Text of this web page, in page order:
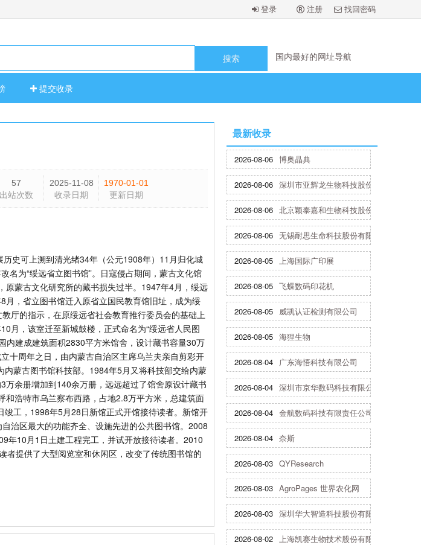
登录 注册 找回密码
国内最好的网址导航
国内最好的网址导航
国内最好的网址导航
提交收录
57
出站次数
2025-11-08
收录日期
1970-01-01
更新日期
史可上溯到清光绪34年（公元1908年）11月归化城
名为“绥远省立图书馆”。日寇侵占期间，蒙古文化馆
蒙古文化研究所的藏书损失过半。1947年4月，绥远
，省立图书馆迁入原省立国民教育馆旧址，成为绥
厅的指示，在原绥远省社会教育推行委员会的基础上
月，该室迁至新城鼓楼，正式命名为“绥远省人民图
内建成建筑面积2830平方米馆舍，设计藏书容量30万
十周年之日，由内蒙古自治区主席乌兰夫亲自剪彩开
蒙古图书馆科技部。1984年5月又将科技部交给内蒙
余册增加到140余万册，远远超过了馆舍原设计藏书
浩特市乌兰察布西路，占地2.8万平方米，总建筑面
工，1998年5月28日新馆正式开馆接待读者。新馆开
治区最大的功能齐全、设施先进的公共图书馆。2008
年10月1日土建工程完工，并试开放接待读者。2010
者提供了大型阅览室和休闲区，改变了传统图书馆的
最新收录
2026-08-06 博奥晶典
2026-08-06 深圳市亚辉龙生物科技股份有限公司
2026-08-06 北京颖泰嘉和生物科技股份有限公司
2026-08-06 无锡耐思生命科技股份有限公司
2026-08-05 上海国际广印展
2026-08-05 飞蝶数码印花机
2026-08-05 威凯认证检测有限公司
2026-08-05 海狸生物
2026-08-04 广东海悟科技有限公司
2026-08-04 深圳市京华数码科技有限公司
2026-08-04 金航数码科技有限责任公司
2026-08-04 奈斯
2026-08-03 QYResearch
2026-08-03 AgroPages 世界农化网
2026-08-03 深圳华大智造科技股份有限公司
2026-08-02 上海凯赛生物技术股份有限公司